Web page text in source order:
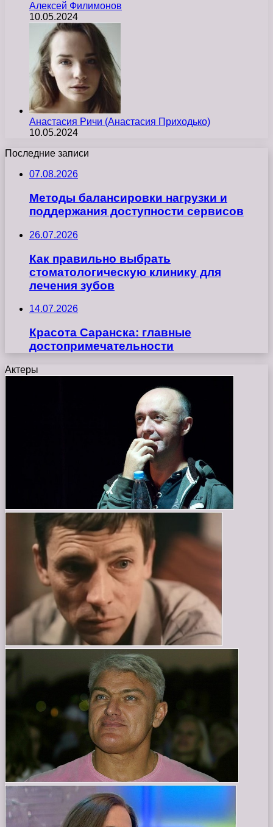
Алексей Филимонов
10.05.2024
Анастасия Ричи (Анастасия Приходько)
10.05.2024
Последние записи
07.08.2026
Методы балансировки нагрузки и
поддержания доступности сервисов
26.07.2026
Как правильно выбрать
стоматологическую клинику для
лечения зубов
14.07.2026
Красота Саранска: главные
достопримечательности
Актеры